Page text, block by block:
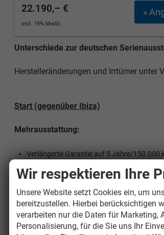
»
22.190,– €
incl. 19% MwSt.
Unterschiede zur deutschen
Herstelleränderungen und Irrtümer unter
Start (gegenüber Ibiza)
Mehrausstattung:
Verlängerte Garantie auf 5 Jahre/150.000
Minderausstattung:
15-Zoll-Stahlfelgen statt 15-Zoll-
Geschwindigkeitsregelanlage
Nebelscheinwerfer
Wir respektieren Ihre
Unsere Website setzt Cookies ein, um
bereitzustellen. Hierbei berücksichtigen
verarbeiten nur die Daten für Marketing,
Personalisierung, für die Sie uns Ihr